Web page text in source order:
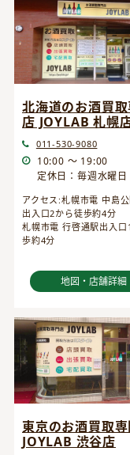
北海道のお酒買
店 JOYLAB 札幌
011-530-9080
10:00 ～ 19:00
定休日：毎週水曜日
アクセス:札幌市電 中島
出入口2から徒歩約4分
札幌市電 行啓通駅出入口
歩約4分
地図・店舗詳細
東京のお酒買取
JOYLAB 渋谷店